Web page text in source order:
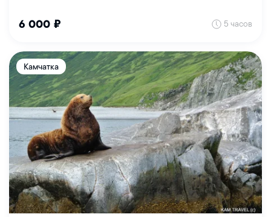
6 000 ₽ 5 часов
Камчатка